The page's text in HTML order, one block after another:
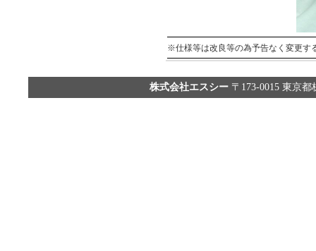
※仕様等は改良等の為予告なく変更す
株式会社エスシー 〒173-0015 東京都